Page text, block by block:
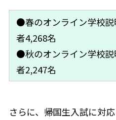
●春のオンライン学校
者4,268名
●秋のオンライン学校
者2,247名
さらに、帰国生入試に対